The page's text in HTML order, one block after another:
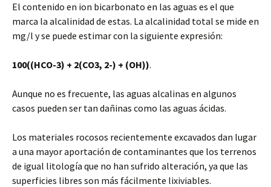
El contenido en ion bicarbonato en las aguas es el que
marca la alcalinidad de estas. La alcalinidad total se mide en
mg/l y se puede estimar con la siguiente expresión:
100((HCO-3) + 2(CO3, 2-) + (OH)).
Aunque no es frecuente, las aguas alcalinas en algunos
casos pueden ser tan dañinas como las aguas ácidas.
Los materiales rocosos recientemente excavados dan lugar
a una mayor aportación de contaminantes que los terrenos
de igual litología que no han sufrido alteración, ya que las
superficies libres son más fácilmente lixiviables.